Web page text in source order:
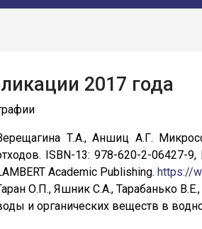
2017 года
Т.А., Аншиц А.Г.
ISBN-13: 978-620-2-06427-
Academic Publishing. https://
О.П., Яшник С.А., Тарабанько
и органических веществ в